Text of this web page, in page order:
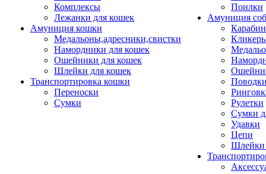
Комплексы
Лежанки для кошек
Амуниция кошки
Медальоны,адресники,свистки
Намордники для кошек
Ошейники для кошек
Шлейки для кошек
Транспортировка кошки
Переноски
Сумки
Поилки
Амуниция
Рулетки
Сумки
Удавки
Цепи
Шлейки